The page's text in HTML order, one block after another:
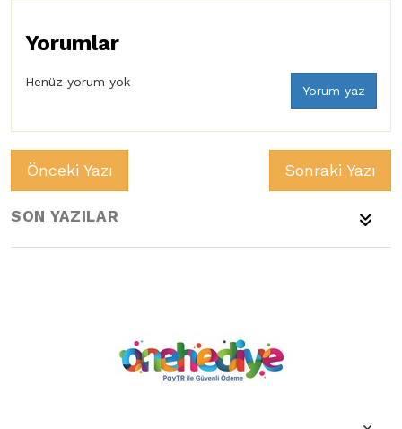
Yorumlar
Henüz yorum yok
Yorum yaz
Önceki Yazı Sonraki Yazı
SON YAZILAR